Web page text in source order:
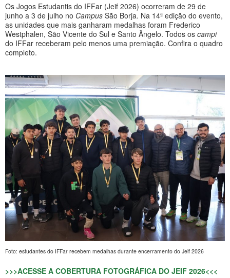
Os Jogos Estudantis do IFFar (Jeif 2026) ocorreram de 29 de
junho a 3 de julho no Campus São Borja. Na 14ª edição do evento,
as unidades que mais ganharam medalhas foram Frederico
Westphalen, São Vicente do Sul e Santo Ângelo. Todos os campi
do IFFar receberam pelo menos uma premiação. Confira o quadro
completo.
Foto: estudantes do IFFar recebem medalhas durante encerramento do Jeif 2026
>>>ACESSE A COBERTURA FOTOGRÁFICA DO JEIF 2026<<<